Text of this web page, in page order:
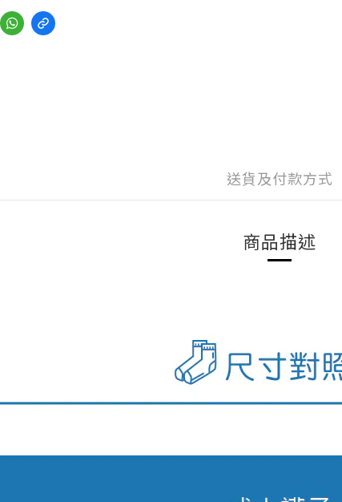
送貨及付款方式
商品描述